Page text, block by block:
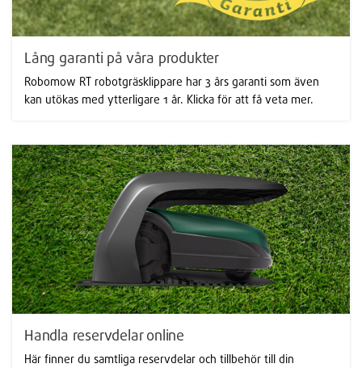
Lång garanti på våra produkter
Robomow RT robotgräsklippare har 3 års garanti som även
kan utökas med ytterligare 1 år. Klicka för att få veta mer.
Handla reservdelar online
Här finner du samtliga reservdelar och tillbehör till din